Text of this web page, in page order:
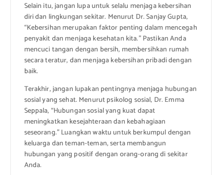
Selain itu, jangan lupa untuk selalu menjaga kebersihan
diri dan lingkungan sekitar. Menurut Dr. Sanjay Gupta,
“Kebersihan merupakan faktor penting dalam mencegah
penyakit dan menjaga kesehatan kita.” Pastikan Anda
mencuci tangan dengan bersih, membersihkan rumah
secara teratur, dan menjaga kebersihan pribadi dengan
baik.
Terakhir, jangan lupakan pentingnya menjaga hubungan
sosial yang sehat. Menurut psikolog sosial, Dr. Emma
Seppala, “Hubungan sosial yang kuat dapat
meningkatkan kesejahteraan dan kebahagiaan
seseorang.” Luangkan waktu untuk berkumpul dengan
keluarga dan teman-teman, serta membangun
hubungan yang positif dengan orang-orang di sekitar
Anda.